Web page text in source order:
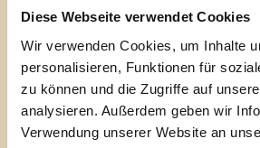
Diese Webseite verwendet Cookies
Wir verwenden Cookies, um Inhalte
personalisieren, Funktionen für
zu können und die Zugriffe auf
analysieren. Außerdem geben wir
Verwendung unserer Website an
liefern wir auf Wunsch gemeinsam
Tellern und Besteck.
Firmen-Catering &